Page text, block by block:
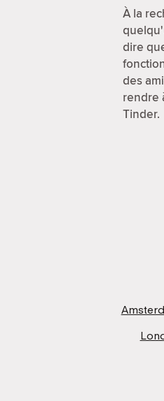
À la
dire
des
rendre
Tinder.